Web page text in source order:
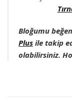
Bloğumu
Plus ile takip
olabilirsiniz.